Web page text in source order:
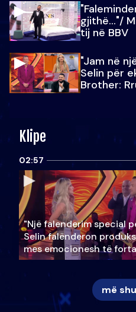
gjithë…"/
tij në BBV
"Jam në
Selin për
Brother:
Klipe
02:57
"Një falenderim special
Selin falënderon
mes emocionesh të forta
më